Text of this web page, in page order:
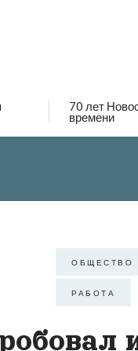
70 лет
времени
ОБЩЕСТВО
РАБОТА